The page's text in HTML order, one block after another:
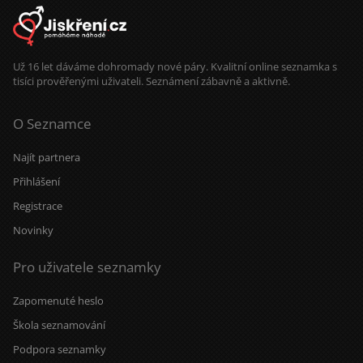
Už 16 let dáváme dohromady nové páry. Kvalitní online seznamka s
tisíci prověřenými uživateli. Seznámení zábavně a aktivně.
O Seznamce
Najít partnera
Přihlášení
Registrace
Novinky
Pro uživatele seznamky
Zapomenuté heslo
Škola seznamování
Podpora seznamky